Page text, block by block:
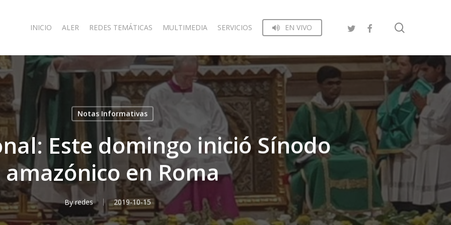
INICIO ALER REDES TEMÁTICAS MULTIMEDIA SERVICIOS EN VIVO
Notas Informativas
Este domingo inició Sínodo
amazónico en Roma
By redes 2019-10-15